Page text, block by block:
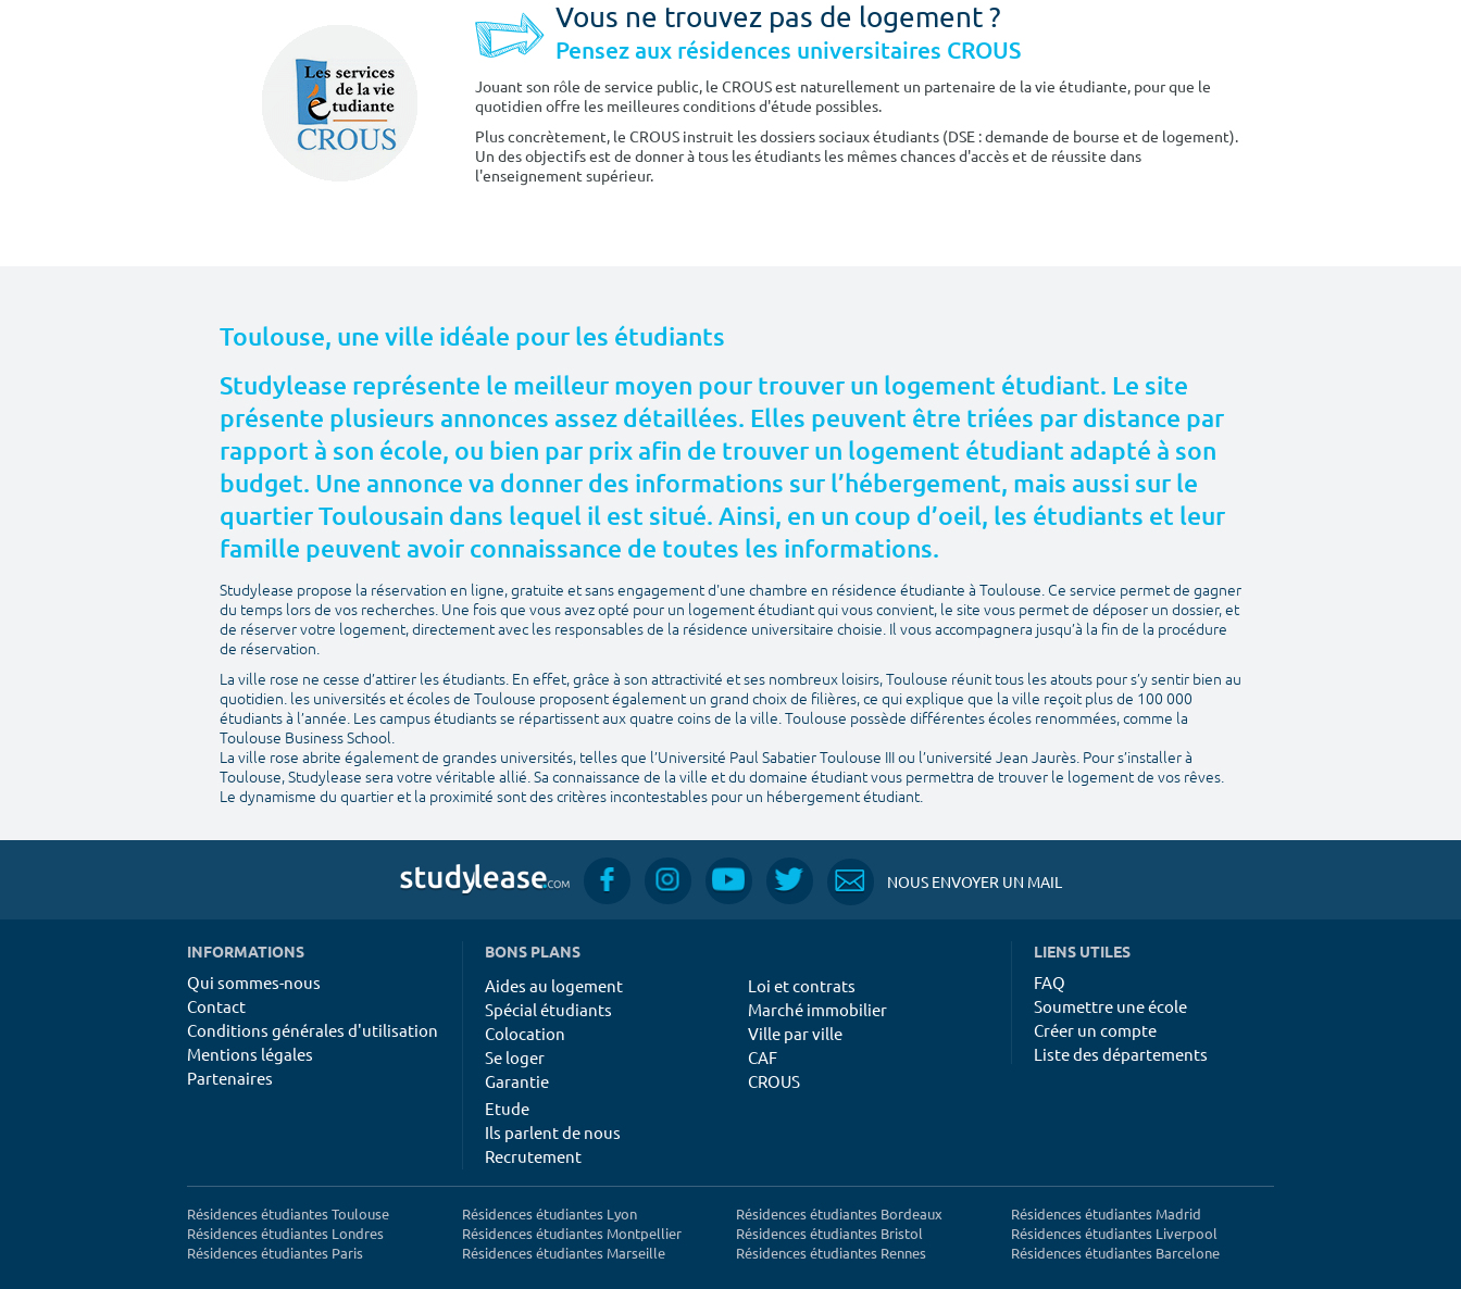
Vous ne trouvez pas de logement ?
Pensez aux résidences universitaires CROUS
Jouant son rôle de service public, le CROUS est naturellement un partenaire de la vie étudiante, pour que le
quotidien offre les meilleures conditions d'étude possibles.
Plus concrètement, le CROUS instruit les dossiers sociaux étudiants (DSE : demande de bourse et de logement).
Un des objectifs est de donner à tous les étudiants les mêmes chances d'accès et de réussite dans
l'enseignement supérieur.
Toulouse, une ville idéale pour les étudiants
Studylease représente le meilleur moyen pour trouver un logement étudiant. Le site
présente plusieurs annonces assez détaillées. Elles peuvent être triées par distance par
rapport à son école, ou bien par prix afin de trouver un logement étudiant adapté à son
budget. Une annonce va donner des informations sur l’hébergement, mais aussi sur le
quartier Toulousain dans lequel il est situé. Ainsi, en un coup d’oeil, les étudiants et leur
famille peuvent avoir connaissance de toutes les informations.
Studylease propose la réservation en ligne, gratuite et sans engagement d'une chambre en résidence étudiante à Toulouse. Ce service permet de gagner
du temps lors de vos recherches. Une fois que vous avez opté pour un logement étudiant qui vous convient, le site vous permet de déposer un dossier, et
de réserver votre logement, directement avec les responsables de la résidence universitaire choisie. Il vous accompagnera jusqu’à la fin de la procédure
de réservation.
La ville rose ne cesse d’attirer les étudiants. En effet, grâce à son attractivité et ses nombreux loisirs, Toulouse réunit tous les atouts pour s’y sentir bien au
quotidien. les universités et écoles de Toulouse proposent également un grand choix de filières, ce qui explique que la ville reçoit plus de 100 000
étudiants à l’année. Les campus étudiants se répartissent aux quatre coins de la ville. Toulouse possède différentes écoles renommées, comme la
Toulouse Business School.
La ville rose abrite également de grandes universités, telles que l’Université Paul Sabatier Toulouse III ou l’université Jean Jaurès. Pour s’installer à
Toulouse, Studylease sera votre véritable allié. Sa connaissance de la ville et du domaine étudiant vous permettra de trouver le logement de vos rêves.
Le dynamisme du quartier et la proximité sont des critères incontestables pour un hébergement étudiant.
NOUS ENVOYER UN MAIL
INFORMATIONS
Qui sommes-nous
Contact
Conditions générales d'utilisation
Mentions légales
Partenaires
BONS PLANS
Aides au logement
Spécial étudiants
Colocation
Se loger
Garantie
Loi et contrats
Marché immobilier
Ville par ville
CAF
CROUS
Etude
Ils parlent de nous
Recrutement
LIENS UTILES
FAQ
Soumettre une école
Créer un compte
Liste des départements
Résidences étudiantes Toulouse
Résidences étudiantes Londres
Résidences étudiantes Paris
Résidences étudiantes Lyon
Résidences étudiantes Montpellier
Résidences étudiantes Marseille
Résidences étudiantes Bordeaux
Résidences étudiantes Bristol
Résidences étudiantes Rennes
Résidences étudiantes Madrid
Résidences étudiantes Liverpool
Résidences étudiantes Barcelone